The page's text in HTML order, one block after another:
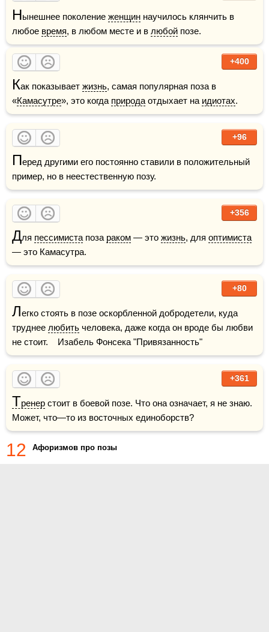
Нынешнее поколение женщин научилось клянчить в
любое время, в любом месте и в любой позе.
+400
Как показывает жизнь, самая популярная поза в
«Камасутре», это когда природа отдыхает на идиотах.
+96
Перед другими его постоянно ставили в положительный
пример, но в неестественную позу.
+356
Для пессимиста поза раком — это жизнь, для оптимиста
— это Камасутра.
+80
Легко стоять в позе оскорбленной добродетели, куда
труднее любить человека, даже когда он вроде бы любви
не стоит.    Изабель Фонсека "Привязанность"
+361
Тренер стоит в боевой позе. Что она означает, я не знаю.
Может, что—то из восточных единоборств?
12 Афоризмов про позы